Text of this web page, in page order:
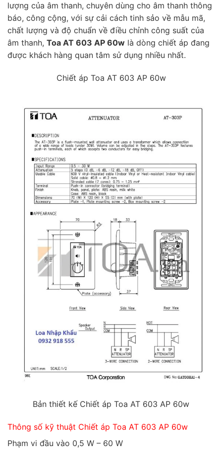
lượng của âm thanh, chuyên dùng cho âm thanh thông
báo, công cộng, với sự cải cách tinh sảo về mẫu mã,
chất lượng và độ chuẩn về điều chỉnh công suất của
âm thanh, Toa AT 603 AP 60w là dòng chiết áp đang
được khách hàng quan tâm sử dụng nhiều nhất.
Chiết áp Toa AT 603 AP 60w
Bản thiết kế Chiết áp Toa AT 603 AP 60w
Thông số kỹ thuật Chiết áp Toa AT 603 AP 60w
Phạm vi đầu vào 0,5 W – 60 W